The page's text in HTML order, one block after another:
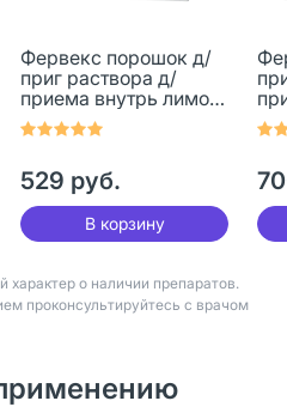
Фервекс порошок д/
приг раствора д/
приема внутрь лимон
с сахаром пакеты 8
шт
529 руб.
В корзину
с
о наличии препаратов.
проконсультируйтесь с врачом